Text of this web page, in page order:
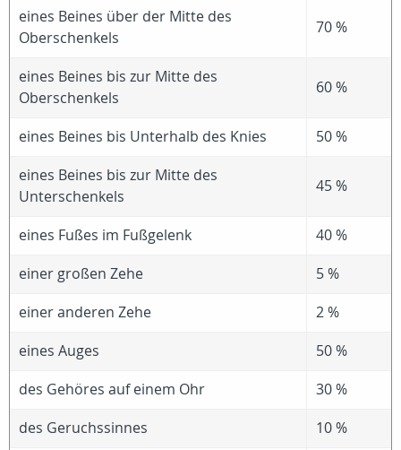
eines Beines über der Mitte des
Oberschenkels
70 %
eines Beines bis zur Mitte des
Oberschenkels
60 %
eines Beines bis Unterhalb des Knies
50 %
eines Beines bis zur Mitte des
Unterschenkels
45 %
eines Fußes im Fußgelenk
40 %
einer großen Zehe
5 %
einer anderen Zehe
2 %
eines Auges
50 %
des Gehöres auf einem Ohr
30 %
des Geruchssinnes
10 %